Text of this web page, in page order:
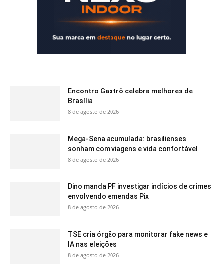
Encontro Gastrô celebra melhores de
Brasília
8 de agosto de 2026
Mega-Sena acumulada: brasilienses
sonham com viagens e vida confortável
8 de agosto de 2026
Dino manda PF investigar indícios de crimes
envolvendo emendas Pix
8 de agosto de 2026
TSE cria órgão para monitorar fake news e
IA nas eleições
8 de agosto de 2026